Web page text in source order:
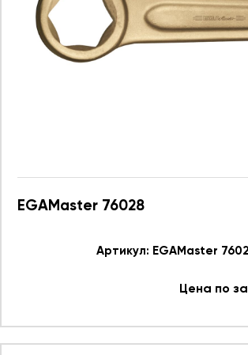
EGAMaster 76028
Артикул: EGAMaster
Цена по